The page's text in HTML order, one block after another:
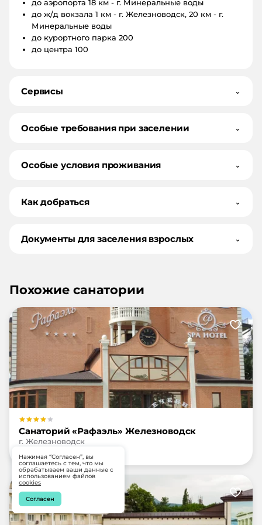
до аэропорта 18 км - г. Минеральные воды
до ж/д вокзала 1 км - г. Железноводск, 20 км - г.
Минеральные воды
до курортного парка 200
до центра 100
Сервисы ⌄
Особые требования при заселении ⌄
Особые условия проживания ⌄
Как добраться ⌄
Документы для заселения взрослых ⌄
Похожие санатории
Санаторий «Рафаэль» Железноводск
г. Железноводск
Нажимая “Согласен”, вы
соглашаетесь с тем, что мы
обрабатываем ваши данные с
использованием файлов
cookies
Согласен